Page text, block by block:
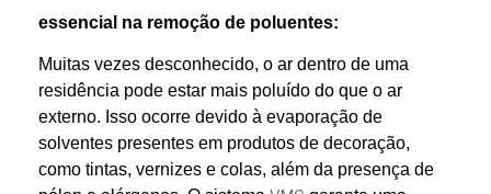
essencial na remoção de poluentes:
Muitas vezes desconhecido, o ar dentro de uma
residência pode estar mais poluído do que o ar
externo. Isso ocorre devido à evaporação de
solventes presentes em produtos de decoração,
como tintas, vernizes e colas, além da presença de